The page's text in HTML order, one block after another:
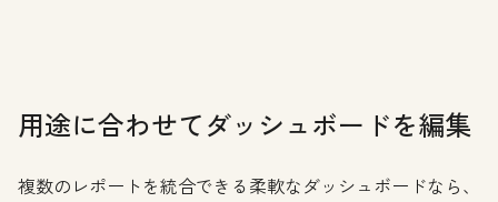
用途に合わせてダッシュボードを編集
複数のレポートを統合できる柔軟なダッシュボードなら、